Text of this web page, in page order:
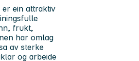
ein attraktiv
frukt,
har omlag
av sterke
og arbeide